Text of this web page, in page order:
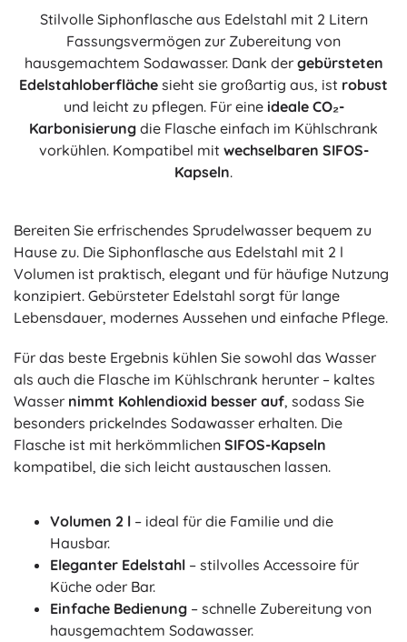
Stilvolle Siphonflasche aus Edelstahl mit 2 Litern
Fassungsvermögen zur Zubereitung von
hausgemachtem Sodawasser. Dank der gebürsteten
Edelstahloberfläche sieht sie großartig aus, ist robust
und leicht zu pflegen. Für eine ideale CO₂-
Karbonisierung die Flasche einfach im Kühlschrank
vorkühlen. Kompatibel mit wechselbaren SIFOS-
Kapseln.
Bereiten Sie erfrischendes Sprudelwasser bequem zu
Hause zu. Die Siphonflasche aus Edelstahl mit 2 l
Volumen ist praktisch, elegant und für häufige Nutzung
konzipiert. Gebürsteter Edelstahl sorgt für lange
Lebensdauer, modernes Aussehen und einfache Pflege.
Für das beste Ergebnis kühlen Sie sowohl das Wasser
als auch die Flasche im Kühlschrank herunter – kaltes
Wasser nimmt Kohlendioxid besser auf, sodass Sie
besonders prickelndes Sodawasser erhalten. Die
Flasche ist mit herkömmlichen SIFOS-Kapseln
kompatibel, die sich leicht austauschen lassen.
Volumen 2 l – ideal für die Familie und die
Hausbar.
Eleganter Edelstahl – stilvolles Accessoire für
Küche oder Bar.
Einfache Bedienung – schnelle Zubereitung von
hausgemachtem Sodawasser.